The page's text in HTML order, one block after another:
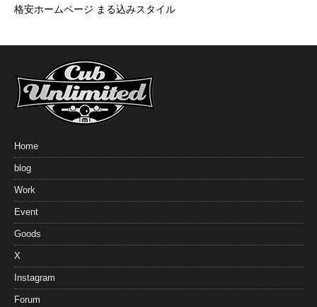
格安ホームページ まる込みスタイル
Home
blog
Work
Event
Goods
X
Instagram
Forum